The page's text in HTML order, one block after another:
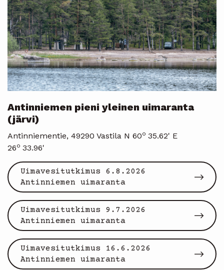
Antinniemen pieni yleinen uimaranta
(järvi)
Antinniementie, 49290 Vastila N 60o 35.62' E
26o 33.96'
Uimavesitutkimus 6.8.2026
Antinniemen uimaranta
Uimavesitutkimus 9.7.2026
Antinniemen uimaranta
Uimavesitutkimus 16.6.2026
Antinniemen uimaranta